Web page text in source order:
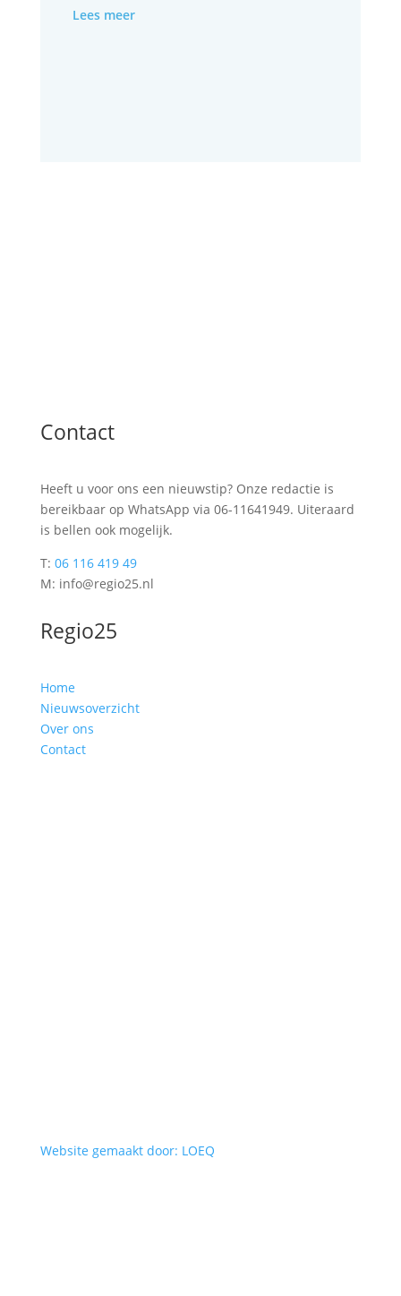
Lees meer
Contact
Heeft u voor ons een nieuwstip? Onze redactie is
bereikbaar op WhatsApp via 06-11641949. Uiteraard
is bellen ook mogelijk.
T: 06 116 419 49
M: info@regio25.nl
Regio25
Home
Nieuwsoverzicht
Over ons
Contact
Website gemaakt door: LOEQ